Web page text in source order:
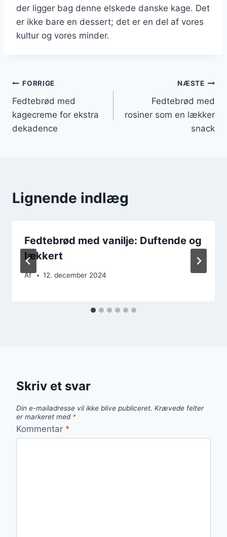
der ligger bag denne elskede danske kage. Det
er ikke bare en dessert; det er en del af vores
kultur og vores minder.
Indlægsnavigation
FORRIGE
Fedtebrød med
kagecreme for ekstra
dekadence
NÆSTE
Fedtebrød med
rosiner som en lækker
snack
Lignende indlæg
Fedtebrød med vanilje: Duftende og
lækkert
Af 12. december 2024
Skriv et svar
Din e-mailadresse vil ikke blive publiceret. Krævede felter
er markeret med *
Kommentar *